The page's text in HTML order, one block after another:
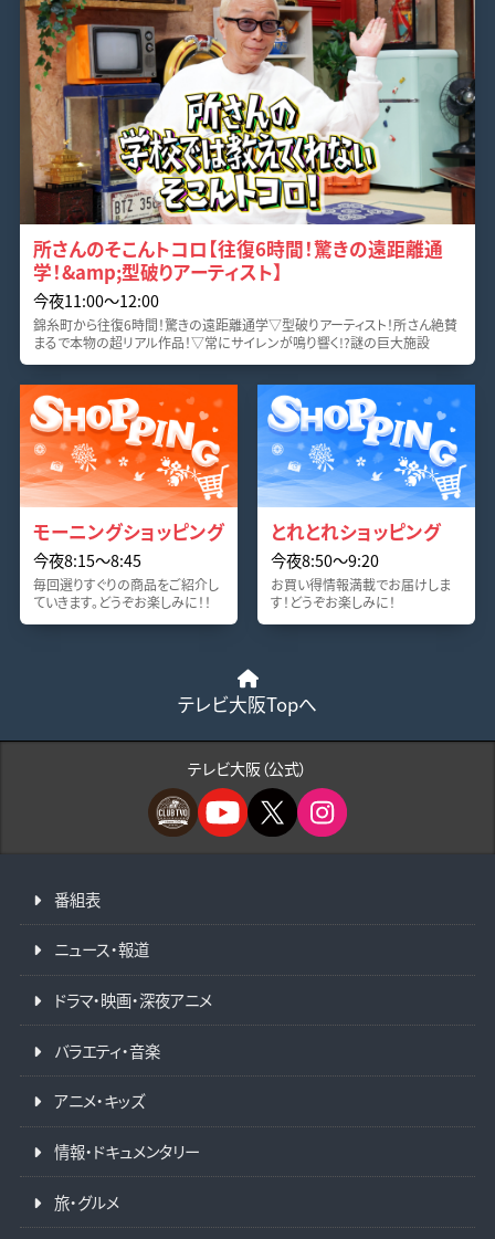
所さんのそこんトコロ【往復6時間！驚きの遠距離通
学！&amp;型破りアーティスト】
今夜11:00〜12:00
錦糸町から往復6時間！驚きの遠距離通学▽型破りアーティスト！所さん絶賛
まるで本物の超リアル作品！▽常にサイレンが鳴り響く!?謎の巨大施設
モーニングショッピング
今夜8:15〜8:45
毎回選りすぐりの商品をご紹介し
ていきます。どうぞお楽しみに！！
とれとれショッピング
今夜8:50〜9:20
お買い得情報満載でお届けしま
す！どうぞお楽しみに！
テレビ大阪Topへ
テレビ大阪（公式）
番組表
ニュース・報道
ドラマ・映画・深夜アニメ
バラエティ・音楽
アニメ・キッズ
情報・ドキュメンタリー
旅・グルメ